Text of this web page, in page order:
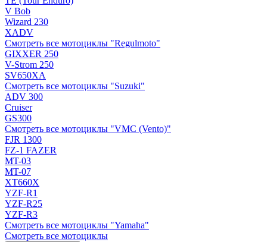
V Bob
Wizard 230
XADV
Смотреть все мотоциклы "Regulmoto"
GIXXER 250
V-Strom 250
SV650XA
Смотреть все мотоциклы "Suzuki"
ADV 300
Cruiser
GS300
Смотреть все мотоциклы "VMC (Vento)"
FJR 1300
FZ-1 FAZER
MT-03
MT-07
XT660X
YZF-R1
YZF-R25
YZF-R3
Смотреть все мотоциклы "Yamaha"
Смотреть все мотоциклы